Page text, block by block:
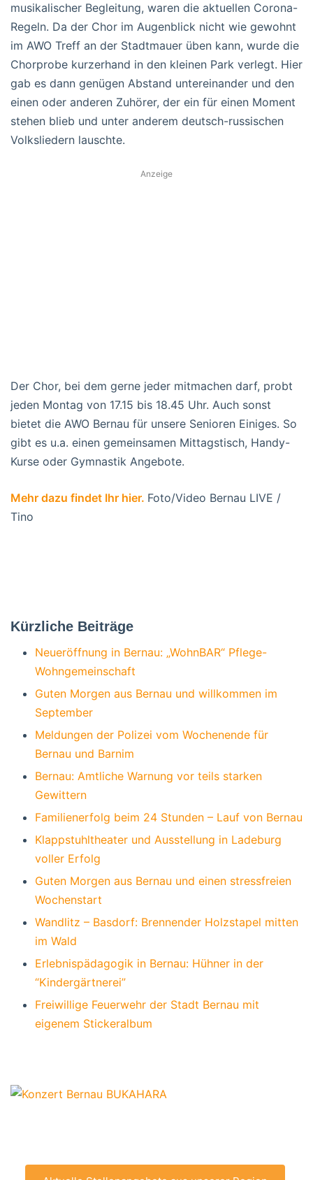
musikalischer Begleitung, waren die aktuellen Corona-
Regeln. Da der Chor im Augenblick nicht wie gewohnt
im AWO Treff an der Stadtmauer üben kann, wurde die
Chorprobe kurzerhand in den kleinen Park verlegt. Hier
gab es dann genügen Abstand untereinander und den
einen oder anderen Zuhörer, der ein für einen Moment
stehen blieb und unter anderem deutsch-russischen
Volksliedern lauschte.
Anzeige
Der Chor, bei dem gerne jeder mitmachen darf, probt
jeden Montag von 17.15 bis 18.45 Uhr. Auch sonst
bietet die AWO Bernau für unsere Senioren Einiges. So
gibt es u.a. einen gemeinsamen Mittagstisch, Handy-
Kurse oder Gymnastik Angebote.
Mehr dazu findet Ihr hier. Foto/Video Bernau LIVE /
Tino
Kürzliche Beiträge
Neueröffnung in Bernau: „WohnBAR“ Pflege-
Wohngemeinschaft
Guten Morgen aus Bernau und willkommen im
September
Meldungen der Polizei vom Wochenende für
Bernau und Barnim
Bernau: Amtliche Warnung vor teils starken
Gewittern
Familienerfolg beim 24 Stunden – Lauf von Bernau
Klappstuhltheater und Ausstellung in Ladeburg
voller Erfolg
Guten Morgen aus Bernau und einen stressfreien
Wochenstart
Wandlitz – Basdorf: Brennender Holzstapel mitten
im Wald
Erlebnispädagogik in Bernau: Hühner in der
“Kindergärtnerei”
Freiwillige Feuerwehr der Stadt Bernau mit
eigenem Stickeralbum